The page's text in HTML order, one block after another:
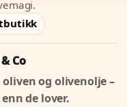
Co
og olivenolje –
de lover.